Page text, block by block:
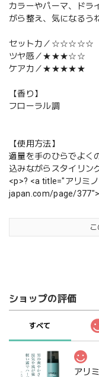
カラーやパーマ、ドラ
がら整え、気になるう
セット力／☆☆☆☆☆
ツヤ感／★★★☆☆
ケア力／★★★★★
【香り】
フローラル調
【使用方法】
適量を手のひらでよく
込みながらスタイリン
<p>? <a title="アリミ
japan.com/page/
ショップの評価
すべて
アリ